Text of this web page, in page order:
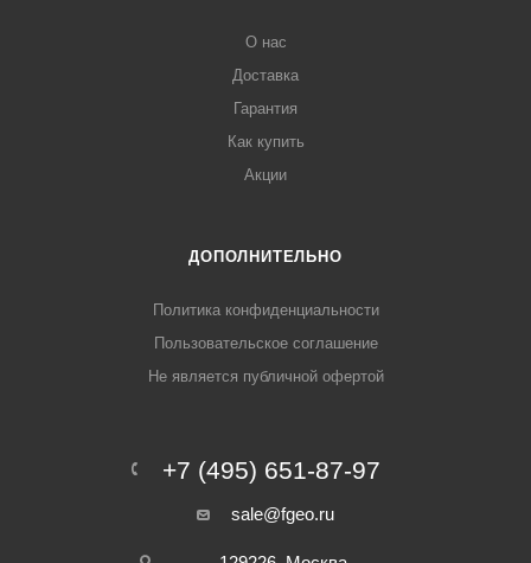
О нас
Доставка
Гарантия
Как купить
Акции
ДОПОЛНИТЕЛЬНО
Политика конфиденциальности
Пользовательское соглашение
Не является публичной офертой
+7 (495) 651-87-97
sale@fgeo.ru